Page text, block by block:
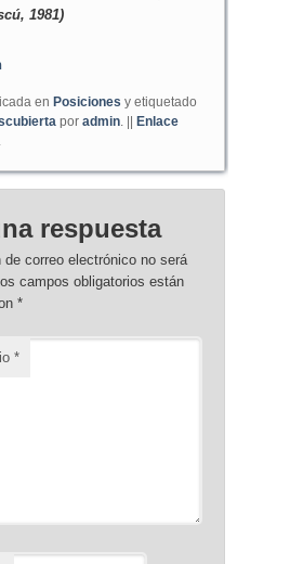
1981)
en Posiciones y etiquetado
por admin. ||
Enlace
respuesta
de correo electrónico no será
campos obligatorios están
*
*